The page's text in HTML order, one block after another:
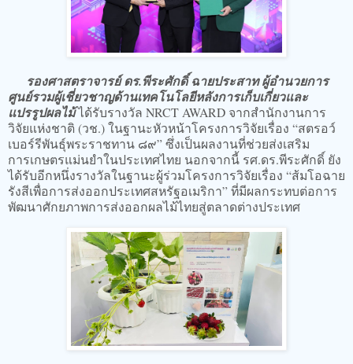
รองศาสตราจารย์ ดร.พีระศักดิ์ ฉายประสาท ผู้อำนวยการ
ศูนย์รวมผู้เชี่ยวชาญด้านเทคโนโลยีหลังการเก็บเกี่ยวและ
แปรรูปผลไม้ได้รับรางวัล NRCT AWARD จากสำนักงานการ
วิจัยแห่งชาติ (วช.) ในฐานะหัวหน้าโครงการวิจัยเรื่อง “สตรอว์
เบอร์รีพันธุ์พระราชทาน ๘๙” ซึ่งเป็นผลงานที่ช่วยส่งเสริม
การเกษตรแม่นยำในประเทศไทย นอกจากนี้ รศ.ดร.พีระศักดิ์ ยัง
ได้รับอีกหนึ่งรางวัลในฐานะผู้ร่วมโครงการวิจัยเรื่อง “ส้มโอฉาย
รังสีเพื่อการส่งออกประเทศสหรัฐอเมริกา” ที่มีผลกระทบต่อการ
พัฒนาศักยภาพการส่งออกผลไม้ไทยสู่ตลาดต่างประเทศ